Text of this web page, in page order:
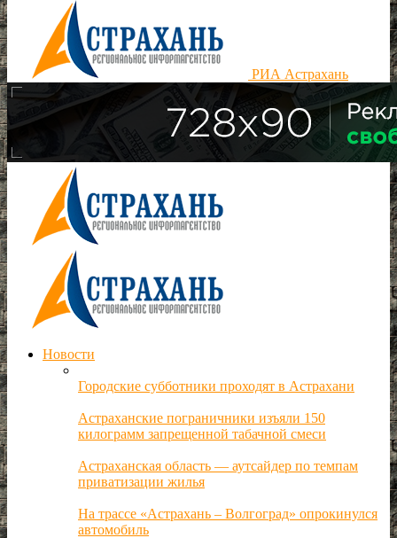
РИА Астрахань
Новости
Городские субботники проходят в Астрахани
Астраханские пограничники изъяли 150
килограмм запрещенной табачной смеси
Астраханская область — аутсайдер по темпам
приватизации жилья
На трассе «Астрахань – Волгоград» опрокинулся
автомобиль